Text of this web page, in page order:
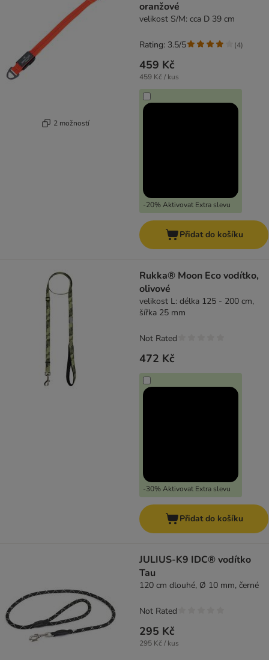
2 možností
oranžové
velikost S/M: cca D 39 cm
459 Kč
459 Kč / kus
-20% Aktivovat Extra slevu
Rating: 3.5/5 (4)
Přidat do košíku
Rukka® Moon Eco vodítko,
olivové
velikost L: délka 125 - 200 cm,
šířka 25 mm
472 Kč
-30% Aktivovat Extra slevu
Not Rated
Přidat do košíku
JULIUS-K9 IDC® vodítko
Tau
120 cm dlouhé, Ø 10 mm, černé
295 Kč
295 Kč / kus
Not Rated